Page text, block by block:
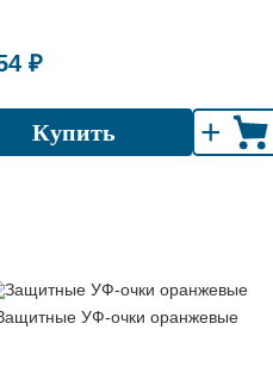
₽
Купить +
УФ-очки оранжевые